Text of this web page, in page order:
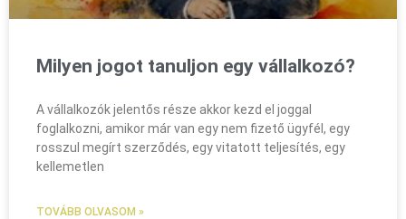
Milyen jogot tanuljon egy vállalkozó?
A vállalkozók jelentős része akkor kezd el joggal
foglalkozni, amikor már van egy nem fizető ügyfél, egy
rosszul megírt szerződés, egy vitatott teljesítés, egy
kellemetlen
TOVÁBB OLVASOM »